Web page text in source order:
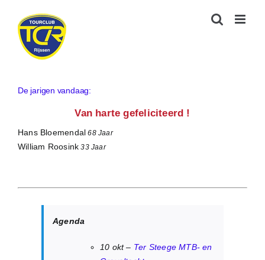
inhoud
Agenda
10 okt – Ter Steege MTB- en
De jarigen vandaag:
Van harte gefeliciteerd !
Hans Bloemendal 68 Jaar
William Roosink 33 Jaar